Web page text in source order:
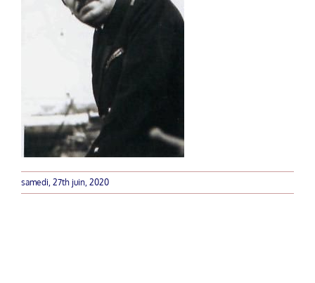
samedi, 27th juin, 2020